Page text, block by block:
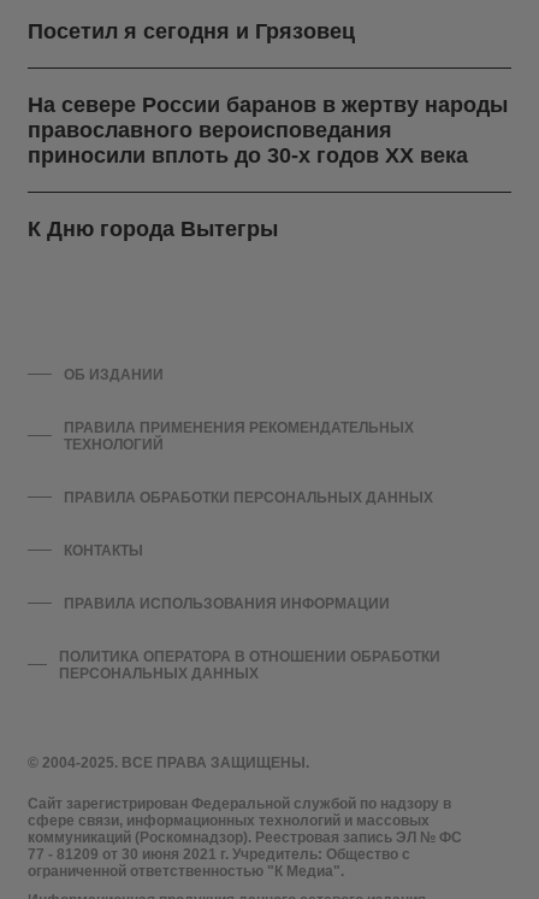
Посетил я сегодня и Грязовец
На севере России баранов в жертву народы
православного вероисповедания
приносили вплоть до 30-х годов ХХ века
К Дню города Вытегры
© 2004-2025. ВСЕ ПРАВА ЗАЩИЩЕНЫ.
Сайт зарегистрирован Федеральной службой по надзору в
сфере связи, информационных технологий и массовых
коммуникаций (Роскомнадзор). Реестровая запись ЭЛ № ФС
77 - 81209 от 30 июня 2021 г. Учредитель: Общество с
ограниченной ответственностью "К Медиа".
ОБ ИЗДАНИИ
ПРАВИЛА ПРИМЕНЕНИЯ РЕКОМЕНДАТЕЛЬНЫХ
ТЕХНОЛОГИЙ
ПРАВИЛА ОБРАБОТКИ ПЕРСОНАЛЬНЫХ ДАННЫХ
КОНТАКТЫ
ПРАВИЛА ИСПОЛЬЗОВАНИЯ ИНФОРМАЦИИ
ПОЛИТИКА ОПЕРАТОРА В ОТНОШЕНИИ ОБРАБОТКИ
ПЕРСОНАЛЬНЫХ ДАННЫХ